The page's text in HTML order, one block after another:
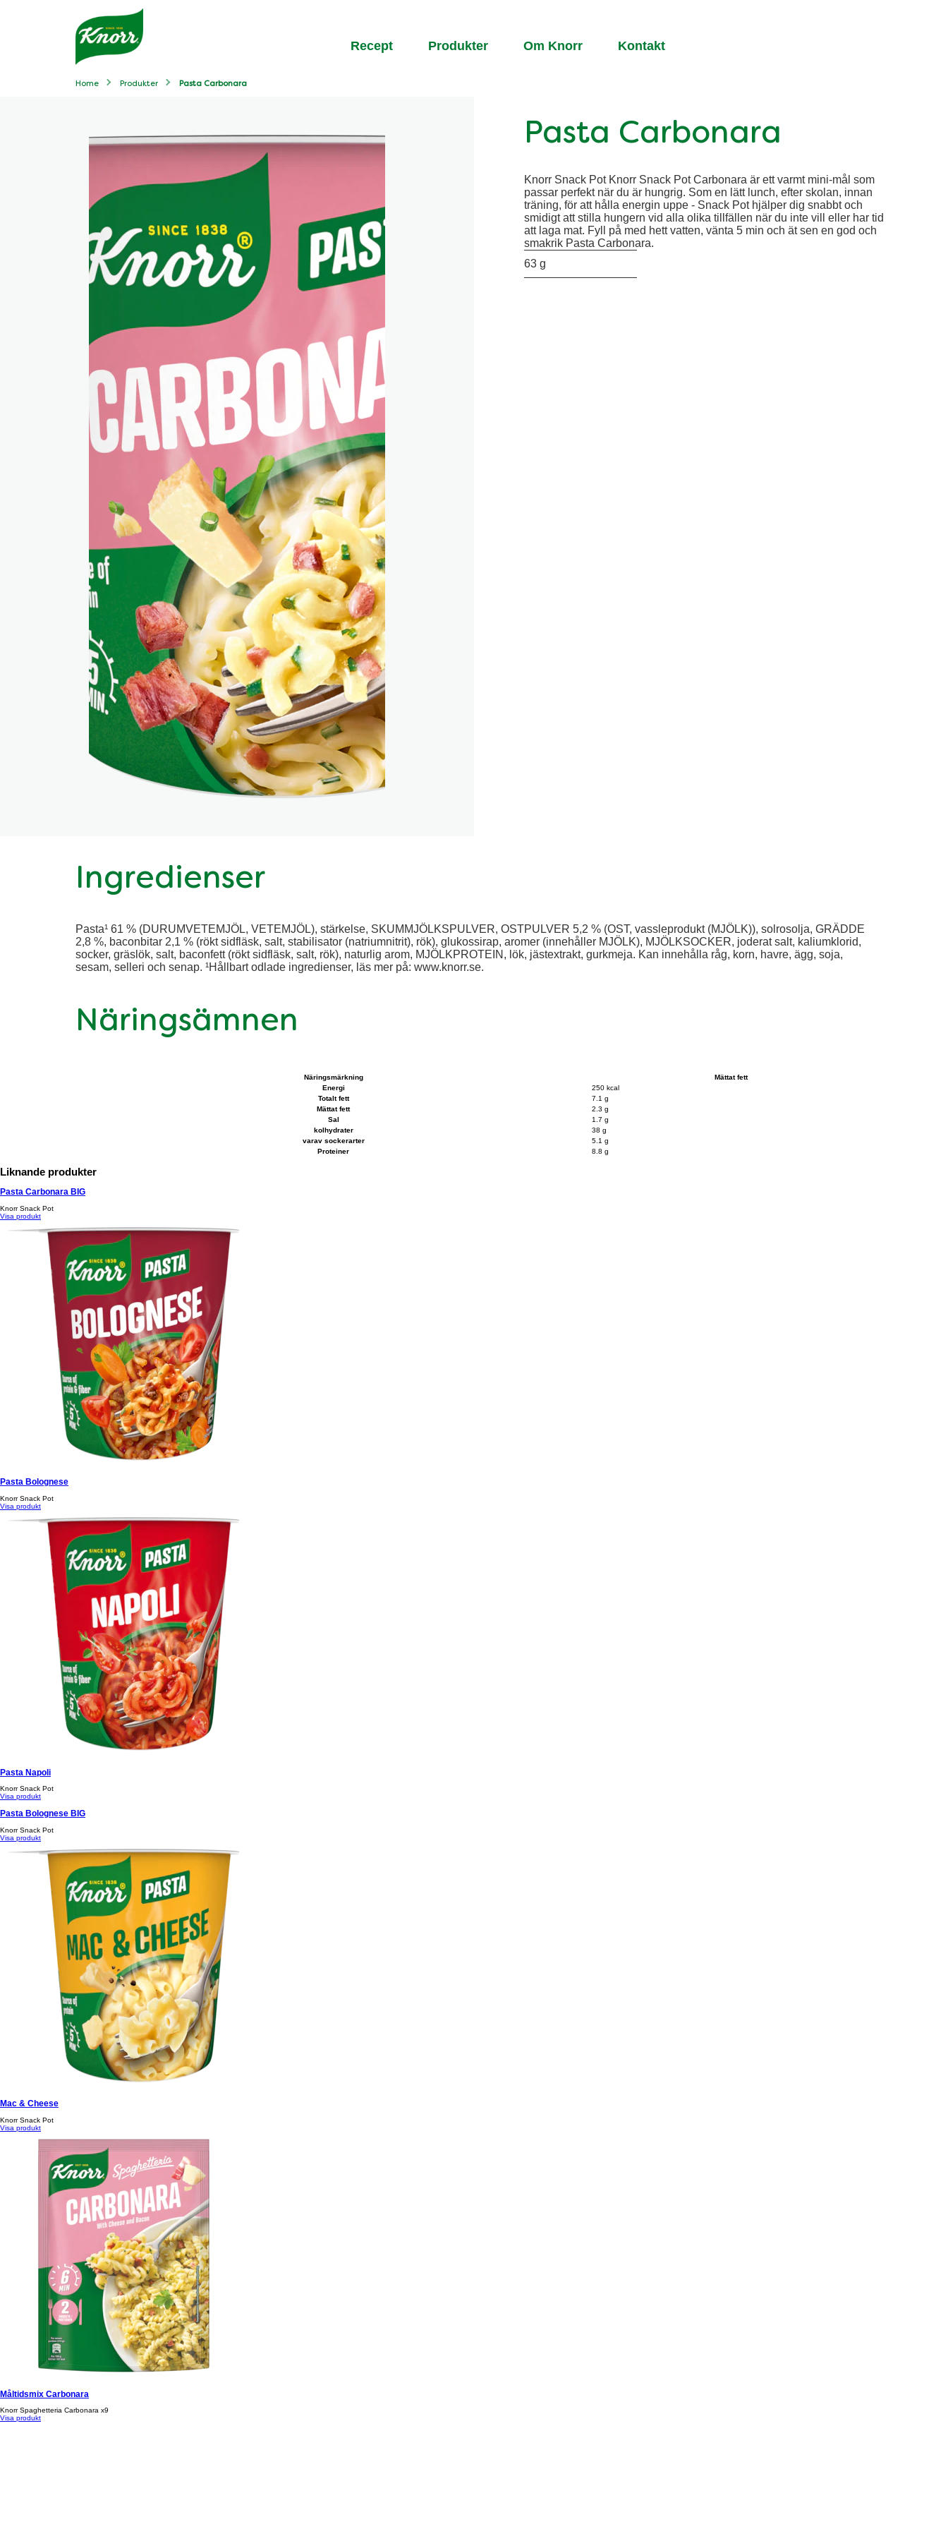
Recept Produkter Om Knorr Kontakt
Home Produkter Pasta Carbonara
Pasta Carbonara
Knorr Snack Pot Knorr Snack Pot Carbonara är ett varmt mini-mål som
passar perfekt när du är hungrig. Som en lätt lunch, efter skolan, innan
träning, för att hålla energin uppe - Snack Pot hjälper dig snabbt och
smidigt att stilla hungern vid alla olika tillfällen när du inte vill eller har tid
att laga mat. Fyll på med hett vatten, vänta 5 min och ät sen en god och
smakrik Pasta Carbonara.
63 g
Ingredienser
Pasta¹ 61 % (DURUMVETEMJÖL, VETEMJÖL), stärkelse, SKUMMJÖLKSPULVER, OSTPULVER 5,2 % (OST, vassleprodukt (MJÖLK)), solrosolja, GRÄDDE
2,8 %, baconbitar 2,1 % (rökt sidfläsk, salt, stabilisator (natriumnitrit), rök), glukossirap, aromer (innehåller MJÖLK), MJÖLKSOCKER, joderat salt, kaliumklorid,
socker, gräslök, salt, baconfett (rökt sidfläsk, salt, rök), naturlig arom, MJÖLKPROTEIN, lök, jästextrakt, gurkmeja. Kan innehålla råg, korn, havre, ägg, soja,
sesam, selleri och senap. ¹Hållbart odlade ingredienser, läs mer på: www.knorr.se.
Näringsämnen
Näringsmärkning
Mättat fett
Energi
250 kcal
Totalt fett
7.1 g
Mättat fett
2.3 g
Sal
1.7 g
kolhydrater
38 g
varav sockerarter
5.1 g
Proteiner
8.8 g
Liknande produkter
Pasta Carbonara BIG
Knorr Snack Pot
Visa produkt
Pasta Bolognese
Knorr Snack Pot
Visa produkt
Pasta Napoli
Knorr Snack Pot
Visa produkt
Pasta Bolognese BIG
Knorr Snack Pot
Visa produkt
Mac & Cheese
Knorr Snack Pot
Visa produkt
Måltidsmix Carbonara
Knorr Spaghetteria Carbonara x9
Visa produkt